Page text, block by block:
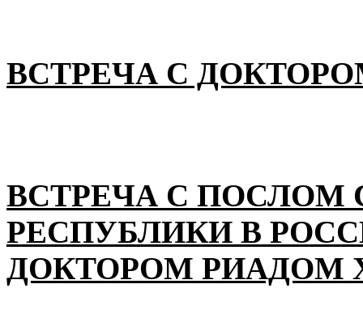
ВСТРЕЧА С
ВСТРЕЧА С ПОСЛОМ
РЕСПУБЛИКИ В
ДОКТОРОМ РИАДОМ